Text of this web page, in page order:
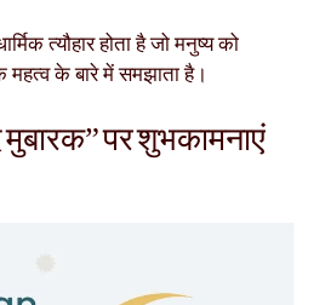
त्यौहार होता है जो मनुष्य को
के बारे में समझाता है।
मुबारक” पर शुभकामनाएं